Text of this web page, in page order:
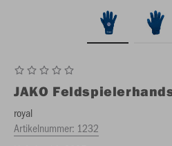
JAKO
royal
Artikelnummer: 1232